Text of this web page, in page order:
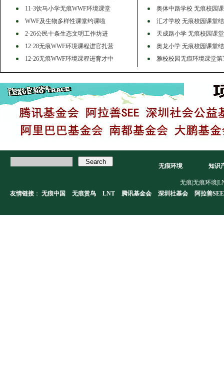
11·3饮马小学无痕WWF环境课堂
WWF及生物多样性课堂约课啦
2·26公民十条生态文明工作坊进
12·28无痕WWF环境课程进官扎营
12·26无痕WWF环境课程进育才中
奥体中路学校 无痕校园
汇才学校 无痕校园课堂
天成路小学 无痕校园课
奥龙小学 无痕校园课堂
雅校校园无痕环境课堂第
无痕环境 知识
无痕|无痕环境
友情链接 ： 无痕中国 无痕赏鸟 LNT 腾讯基金会 深圳社基会 阿拉善SEE